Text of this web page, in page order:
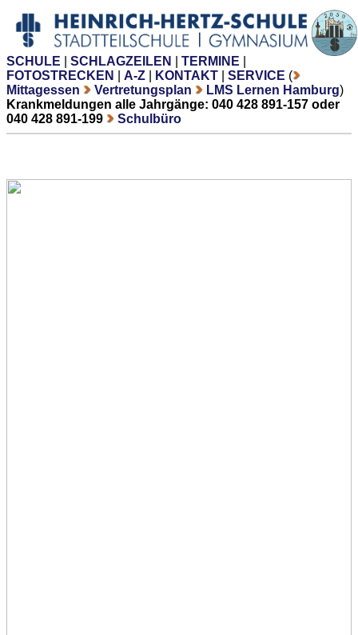
SCHULE SCHLAGZEILEN TERMINE
FOTOSTRECKEN
A-Z KONTAKT SERVICE (
Mittagessen
Vertretungsplan LMS Lernen Hamburg)
Krankmeldungen alle Jahrgänge: 040 428 891-157 oder
040 428 891-199
Schulbüro